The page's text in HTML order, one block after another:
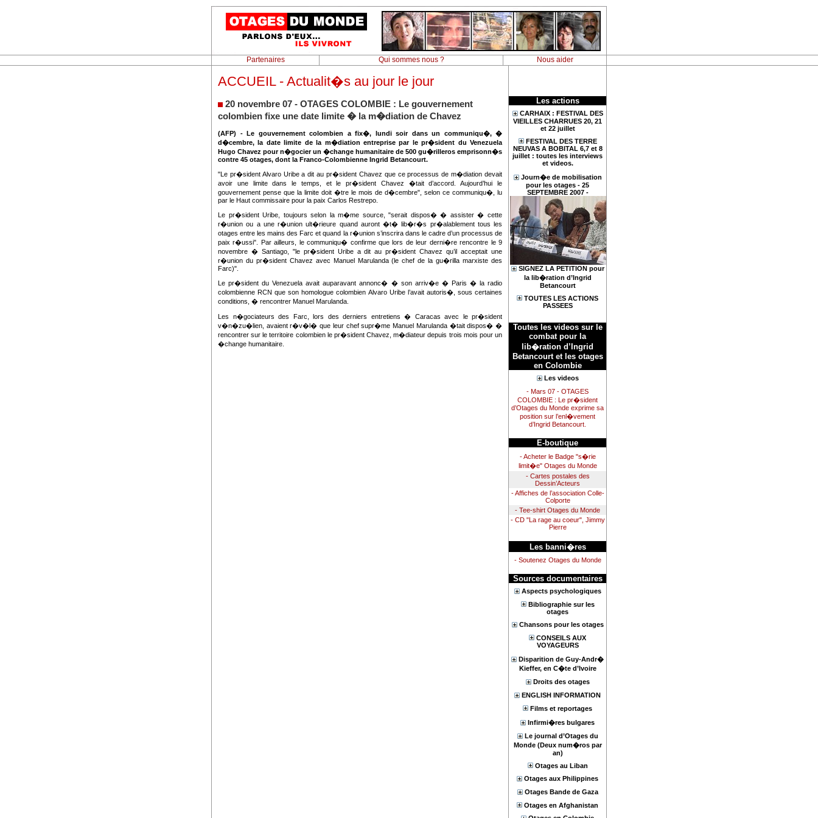
Partenaires Qui sommes nous ? Nous aider
Les actions
CARHAIX : FESTIVAL DES
VIEILLES CHARRUES 20, 21
et 22 juillet
FESTIVAL DES TERRE
NEUVAS A BOBITAL 6,7 et 8
juillet : toutes les interviews
et videos.
Journ�e de mobilisation
pour les otages - 25
SEPTEMBRE 2007 -
SIGNEZ LA PETITION pour
la lib�ration d’Ingrid
Betancourt
TOUTES LES ACTIONS
PASSEES
Toutes les videos sur le
combat pour la
lib�ration d’Ingrid
Betancourt et les otages
en Colombie
Les videos
- Mars 07 - OTAGES
COLOMBIE : Le pr�sident
d’Otages du Monde exprime sa
position sur l’enl�vement
d’Ingrid Betancourt.
E-boutique
- Acheter le Badge "s�rie
limit�e" Otages du Monde
- Cartes postales des
Dessin’Acteurs
- Affiches de l’association Colle-
Colporte
- Tee-shirt Otages du Monde
- CD "La rage au coeur", Jimmy
Pierre
Les banni�res
- Soutenez Otages du Monde
Sources documentaires
Aspects psychologiques
Bibliographie sur les
otages
Chansons pour les otages
CONSEILS AUX
VOYAGEURS
Disparition de Guy-Andr�
Kieffer, en C�te d’Ivoire
Droits des otages
ENGLISH INFORMATION
Films et reportages
Infirmi�res bulgares
Le journal d’Otages du
Monde (Deux num�ros par
an)
Otages au Liban
Otages aux Philippines
Otages Bande de Gaza
Otages en Afghanistan
ACCUEIL - Actualit�s au jour le jour
20 novembre 07 - OTAGES COLOMBIE : Le gouvernement
colombien fixe une date limite � la m�diation de Chavez
(AFP) - Le gouvernement colombien a fix�, lundi soir dans un communiqu�, �
d�cembre, la date limite de la m�diation entreprise par le pr�sident du Venezuela
Hugo Chavez pour n�gocier un �change humanitaire de 500 gu�rilleros emprisonn�s
contre 45 otages, dont la Franco-Colombienne Ingrid Betancourt.
"Le pr�sident Alvaro Uribe a dit au pr�sident Chavez que ce processus de m�diation devait
avoir une limite dans le temps, et le pr�sident Chavez �tait d’accord. Aujourd’hui le
gouvernement pense que la limite doit �tre le mois de d�cembre", selon ce communiqu�, lu
par le Haut commissaire pour la paix Carlos Restrepo.
Le pr�sident Uribe, toujours selon la m�me source, "serait dispos� � assister � cette
r�union ou a une r�union ult�rieure quand auront �t� lib�r�s pr�alablement tous les
otages entre les mains des Farc et quand la r�union s’inscrira dans le cadre d’un processus de
paix r�ussi". Par ailleurs, le communiqu� confirme que lors de leur derni�re rencontre le 9
novembre � Santiago, "le pr�sident Uribe a dit au pr�sident Chavez qu’il acceptait une
r�union du pr�sident Chavez avec Manuel Marulanda (le chef de la gu�rilla marxiste des
Farc)".
Le pr�sident du Venezuela avait auparavant annonc� � son arriv�e � Paris � la radio
colombienne RCN que son homologue colombien Alvaro Uribe l’avait autoris�, sous certaines
conditions, � rencontrer Manuel Marulanda.
Les n�gociateurs des Farc, lors des derniers entretiens � Caracas avec le pr�sident
v�n�zu�lien, avaient r�v�l� que leur chef supr�me Manuel Marulanda �tait dispos� �
rencontrer sur le territoire colombien le pr�sident Chavez, m�diateur depuis trois mois pour un
�change humanitaire.